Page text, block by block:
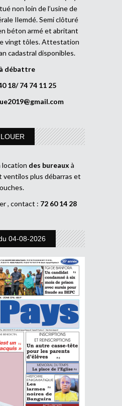
non loin de l’usine de
Ilemdé. Semi clôturé
béton armé et abritant
vingt tôles. Attestation
cadastral disponibles.
débattre
18/ 74 74 11 25
location des bureaux à
ventilos plus débarras et
, contact : 72 60 14 28
04-08-2026